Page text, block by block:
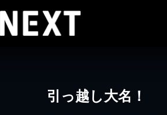
引っ越し大名！